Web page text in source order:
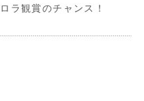
ラ観賞のチャンス！